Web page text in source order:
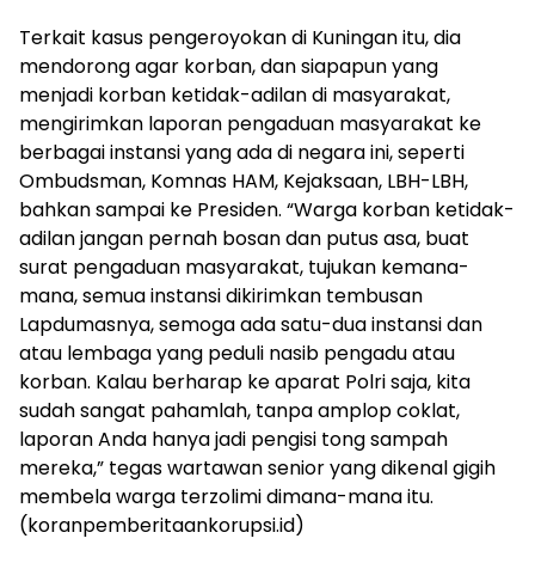
Terkait kasus pengeroyokan di Kuningan itu, dia
mendorong agar korban, dan siapapun yang
menjadi korban ketidak-adilan di masyarakat,
mengirimkan laporan pengaduan masyarakat ke
berbagai instansi yang ada di negara ini, seperti
Ombudsman, Komnas HAM, Kejaksaan, LBH-LBH,
bahkan sampai ke Presiden. “Warga korban ketidak-
adilan jangan pernah bosan dan putus asa, buat
surat pengaduan masyarakat, tujukan kemana-
mana, semua instansi dikirimkan tembusan
Lapdumasnya, semoga ada satu-dua instansi dan
atau lembaga yang peduli nasib pengadu atau
korban. Kalau berharap ke aparat Polri saja, kita
sudah sangat pahamlah, tanpa amplop coklat,
laporan Anda hanya jadi pengisi tong sampah
mereka,” tegas wartawan senior yang dikenal gigih
membela warga terzolimi dimana-mana itu.
(koranpemberitaankorupsi.id)